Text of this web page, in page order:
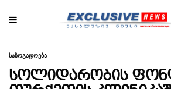
საზოგადოება
სოლიდარობის